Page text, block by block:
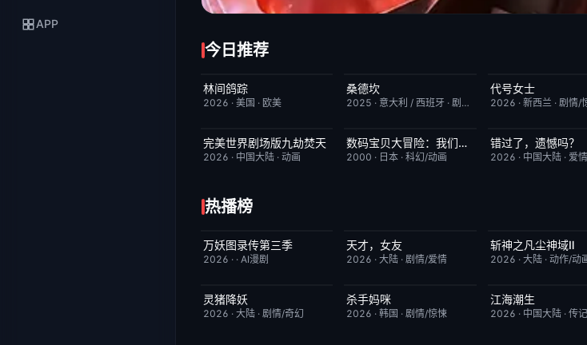
APP
今日推荐
更新至第01集
林间鸽踪
2026 · 美国 · 欧美
完结
桑德坎
2025 · 意大利 / 西班牙 ·剧情/动作
完结
代号女士
2026 · 新西兰· 剧情/
HD国语 10.0
完美世界剧场版九劫焚天
2026 · 中国大陆 · 动画
今日更新 8.9数码宝贝大冒险：我们的战争游戏！
2000 · 日本 ·科幻/动画
HD国语
错过了，遗憾吗？
2026 · 中国大陆· 爱情
热播榜
完结
万妖图录传第三季
2026 · · AI漫剧
更新至第18集
天才，女友
2026 ·大陆 ·剧情/爱情
更新至第09集
斩神之凡尘神域Ⅱ
2026 · 大陆· 动作/动
7月31日更新
灵猪降妖
2026 · 大陆 · 剧情/奇幻
更新至第03集
杀手妈咪
2026 ·韩国 ·剧情/惊悚
更新至第28集
江海潮生
2026 · 中国大陆· 传